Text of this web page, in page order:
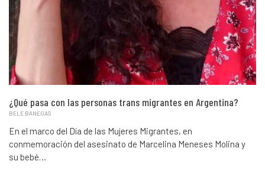
¿Qué pasa con las personas trans migrantes en Argentina?
BELE BANEGAS
En el marco del Día de las Mujeres Migrantes, en
conmemoración del asesinato de Marcelina Meneses Molina y
su bebé…